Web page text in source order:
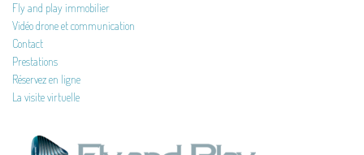
Fly and play immobilier
Vidéo drone et communication
Contact
Prestations
Réservez en ligne
La visite virtuelle